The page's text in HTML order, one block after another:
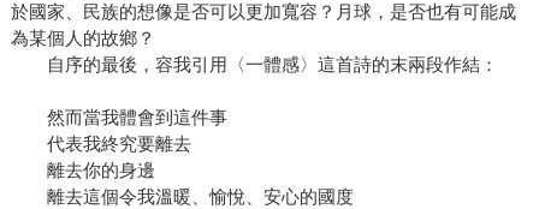
於國家、民族的想像是否可以更加寬容？月球，是否也有可能成
為某個人的故鄉？
自序的最後，容我引用〈一體感〉這首詩的末兩段作結：
然而當我體會到這件事
代表我終究要離去
離去你的身邊
離去這個令我溫暖、愉悅、安心的國度